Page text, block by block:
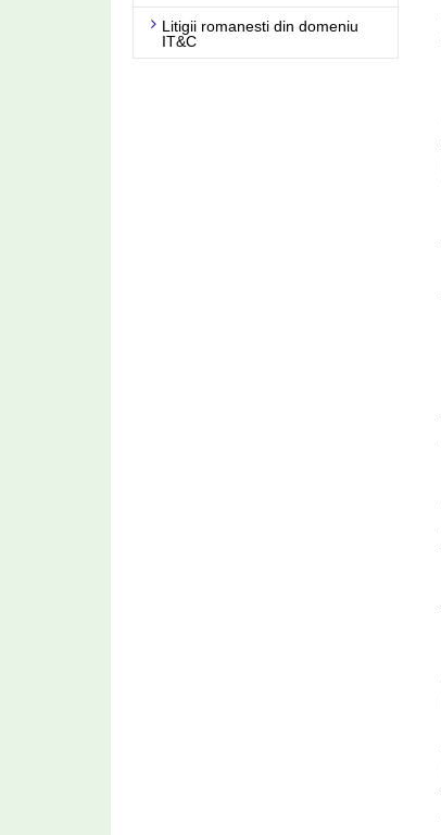
Litigii romanesti din domeniu
IT&C